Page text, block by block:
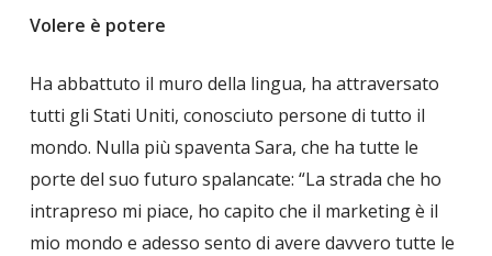
Volere è potere
Ha abbattuto il muro della lingua, ha attraversato
tutti gli Stati Uniti, conosciuto persone di tutto il
mondo. Nulla più spaventa Sara, che ha tutte le
porte del suo futuro spalancate: “La strada che ho
intrapreso mi piace, ho capito che il marketing è il
mio mondo e adesso sento di avere davvero tutte le